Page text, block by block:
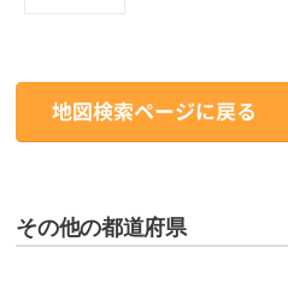
その他の都道府県